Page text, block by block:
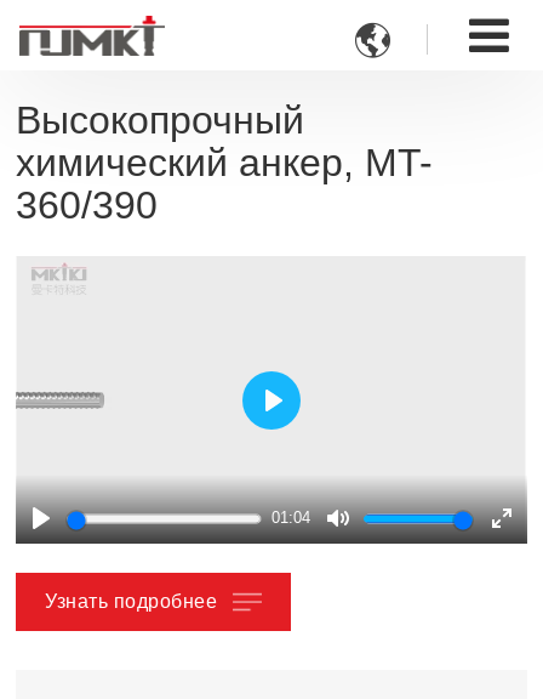

Высокопрочный
химический анкер, MT-
360/390
Play
01:04
Mute
Play
Узнать подробнее